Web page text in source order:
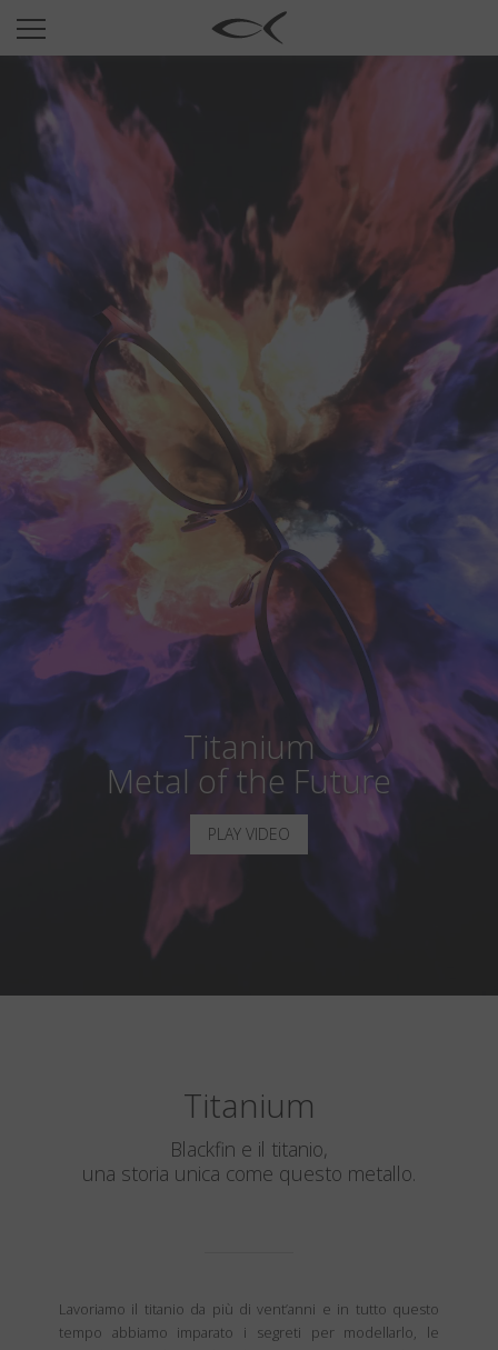
SUN
COLLECTIONS
NEOMADEINITALY
NEWSROOM
Wishlist
Search
Paese
Lingua
Italiano
Titanium
Metal of the Future
PLAY VIDEO
Titanium
Blackfin e il titanio,
una storia unica come questo metallo.
Lavoriamo il titanio da più di vent’anni e in tutto questo
tempo abbiamo imparato i segreti per modellarlo, le